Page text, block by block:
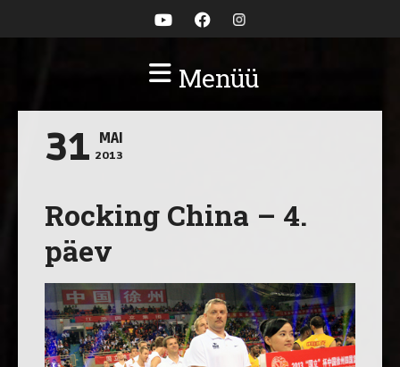
Menüü
31 MAI
2013
Rocking China – 4.
päev